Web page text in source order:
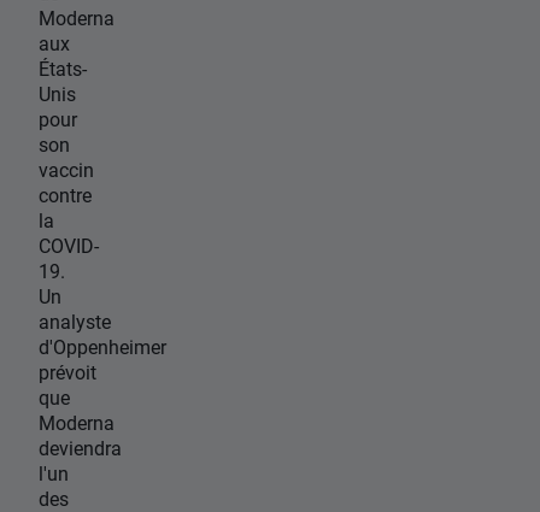
Moderna
aux
États-
Unis
pour
son
vaccin
contre
la
COVID-
19.
Un
analyste
d'Oppenheimer
prévoit
que
Moderna
deviendra
l'un
des